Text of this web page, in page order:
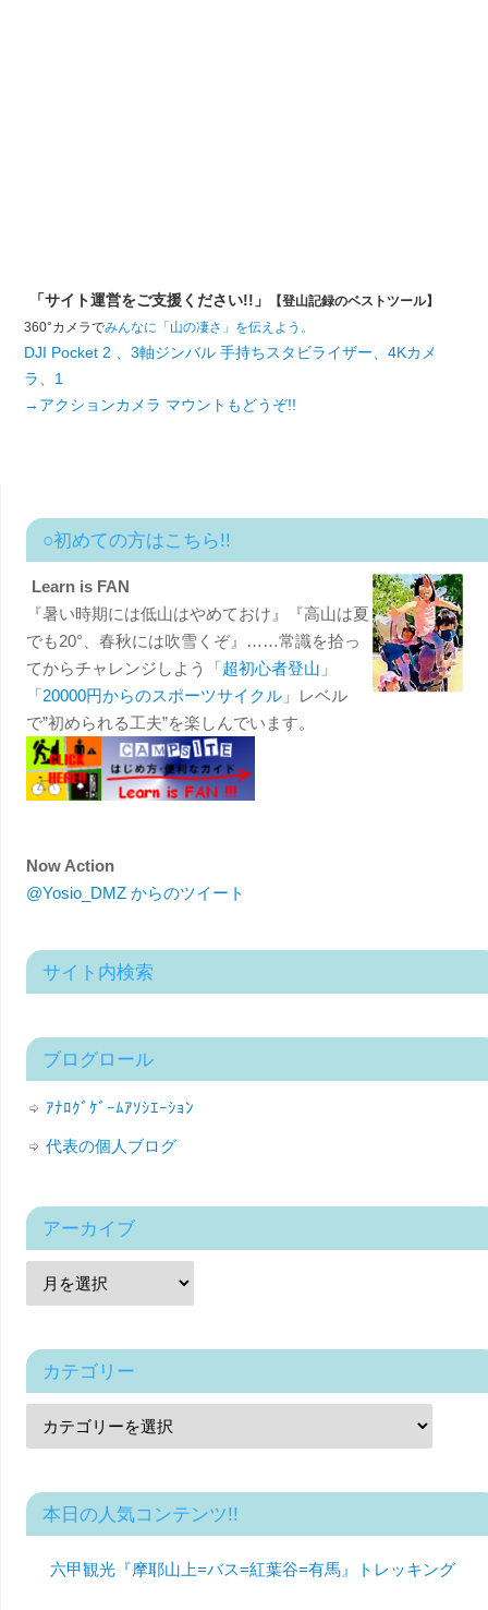
「サイト運営をご支援ください!!」
【登山記録のベストツール】
360°カメラでみんなに「山の凄さ」を伝えよう。
DJI Pocket 2 、3軸ジンバル 手持ちスタビライザー、4Kカメ
ラ、1
→アクションカメラ マウントもどうぞ!!
○初めての方はこちら!!
Learn is FAN
『暑い時期には低山はやめておけ』『高山は夏
でも20°、春秋には吹雪くぞ』……常識を拾っ
てからチャレンジしよう「超初心者登山 」
「20000円からのスポーツサイクル」レベル
で”初められる工夫”を楽しんでいます。
Now Action
@Yosio_DMZ からのツイート
サイト内検索
ブログロール
ｱﾅﾛｸﾞｹﾞｰﾑｱｿｼｴｰｼｮﾝ
代表の個人ブログ
アーカイブ
カテゴリー
本日の人気コンテンツ!!
六甲観光『摩耶山上=バス=紅葉谷=有馬』トレッキング